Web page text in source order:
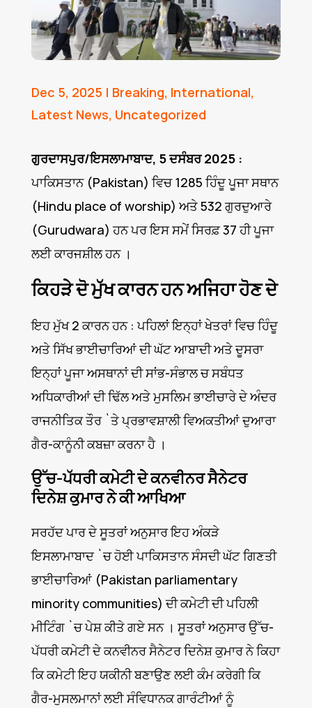
Dec 5, 2025 | Breaking, International,
Latest News, Uncategorized
ਗੁਰਦਾਸਪੁਰ/ਇਸਲਾਮਾਬਾਦ, 5 ਦਸੰਬਰ 2025 :
ਪਾਕਿਸਤਾਨ (Pakistan) ਵਿਚ 1285 ਹਿੰਦੂ ਪੂਜਾ ਸਥਾਨ
(Hindu place of worship) ਅਤੇ 532 ਗੁਰਦੁਆਰੇ
(Gurudwara) ਹਨ ਪਰ ਇਸ ਸਮੇਂ ਸਿਰਫ਼ 37 ਹੀ ਪੂਜਾ
ਲਈ ਕਾਰਜਸ਼ੀਲ ਹਨ ।
ਕਿਹੜੇ ਦੋ ਮੁੱਖ ਕਾਰਨ ਹਨ ਅਜਿਹਾ ਹੋਣ ਦੇ
ਇਹ ਮੁੱਖ 2 ਕਾਰਨ ਹਨ : ਪਹਿਲਾਂ ਇਨ੍ਹਾਂ ਖੇਤਰਾਂ ਵਿਚ ਹਿੰਦੂ
ਅਤੇ ਸਿੱਖ ਭਾਈਚਾਰਿਆਂ ਦੀ ਘੱਟ ਆਬਾਦੀ ਅਤੇ ਦੂਸਰਾ
ਇਨ੍ਹਾਂ ਪੂਜਾ ਅਸਥਾਨਾਂ ਦੀ ਸਾਂਭ-ਸੰਭਾਲ ਚ ਸਬੰਧਤ
ਅਧਿਕਾਰੀਆਂ ਦੀ ਢਿੱਲ ਅਤੇ ਮੁਸਲਿਮ ਭਾਈਚਾਰੇ ਦੇ ਅੰਦਰ
ਰਾਜਨੀਤਿਕ ਤੌਰ `ਤੇ ਪ੍ਰਭਾਵਸ਼ਾਲੀ ਵਿਅਕਤੀਆਂ ਦੁਆਰਾ
ਗੈਰ-ਕਾਨੂੰਨੀ ਕਬਜ਼ਾ ਕਰਨਾ ਹੈ ।
ਉੱਚ-ਪੱਧਰੀ ਕਮੇਟੀ ਦੇ ਕਨਵੀਨਰ ਸੈਨੇਟਰ
ਦਿਨੇਸ਼ ਕੁਮਾਰ ਨੇ ਕੀ ਆਖਿਆ
ਸਰਹੱਦ ਪਾਰ ਦੇ ਸੂਤਰਾਂ ਅਨੁਸਾਰ ਇਹ ਅੰਕੜੇ
ਇਸਲਾਮਾਬਾਦ `ਚ ਹੋਈ ਪਾਕਿਸਤਾਨ ਸੰਸਦੀ ਘੱਟ ਗਿਣਤੀ
ਭਾਈਚਾਰਿਆਂ (Pakistan parliamentary
minority communities) ਦੀ ਕਮੇਟੀ ਦੀ ਪਹਿਲੀ
ਮੀਟਿੰਗ `ਚ ਪੇਸ਼ ਕੀਤੇ ਗਏ ਸਨ । ਸੂਤਰਾਂ ਅਨੁਸਾਰ ਉੱਚ-
ਪੱਧਰੀ ਕਮੇਟੀ ਦੇ ਕਨਵੀਨਰ ਸੈਨੇਟਰ ਦਿਨੇਸ਼ ਕੁਮਾਰ ਨੇ ਕਿਹਾ
ਕਿ ਕਮੇਟੀ ਇਹ ਯਕੀਨੀ ਬਣਾਉਣ ਲਈ ਕੰਮ ਕਰੇਗੀ ਕਿ
ਗੈਰ-ਮੁਸਲਮਾਨਾਂ ਲਈ ਸੰਵਿਧਾਨਕ ਗਾਰੰਟੀਆਂ ਨੂੰ